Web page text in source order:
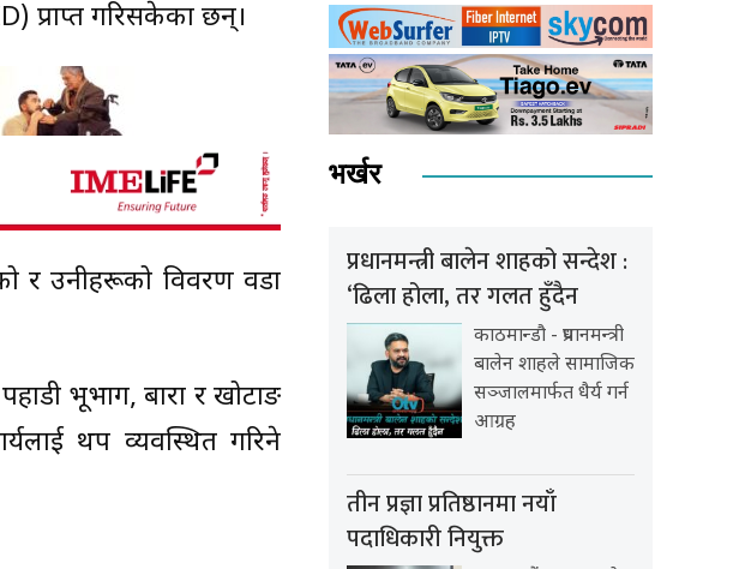
प्राप्त गरिसकेका छन्।
र उनीहरूको विवरण वडा
भूभाग, बारा र खोटाङ
थप व्यवस्थित गरिने
भर्खर
प्रधानमन्त्री बालेन शाहको सन्देश :
‘ढिला होला, तर गलत हुँदैन
काठमान्डौ - प्रधानमन्त्री
बालेन शाहले सामाजिक
सञ्जालमार्फत धैर्य गर्न
आग्रह
तीन प्रज्ञा प्रतिष्ठानमा नयाँ
पदाधिकारी नियुक्त